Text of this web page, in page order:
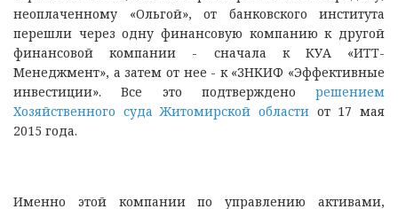
неоплаченному «Ольгой», от банковского института
перешли через одну финансовую компанию к другой
финансовой компании - сначала к КУА «ИТТ-
Менеджмент», а затем от нее - к «ЗНКИФ «Эффективные
инвестиции». Все это подтверждено решением
Хозяйственного суда Житомирской области от 17 мая
2015 года.
Именно этой компании по управлению активами,